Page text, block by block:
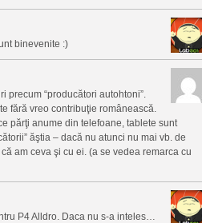
binevenite :)
“producători autohtoni”.
fără vreo contribuţie românească.
părţi anume din telefoane, tablete sunt
ăştia – dacă nu atunci nu mai vb. de
am ceva şi cu ei. (a se vedea remarca cu
P4 Alldro. Daca nu s-a inteles…